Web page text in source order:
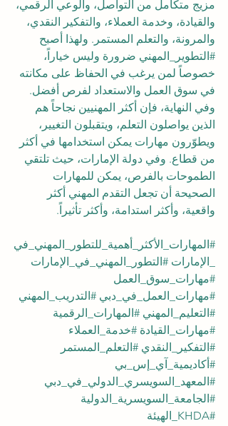
مزيج متكامل من التواصل، والوعي الرقمي،
والقيادة، وخدمة العملاء، والتفكير النقدي،
والمرونة، والتعلم المستمر. ولهذا أصبح
#التطوير_المهني ضرورة وليس خياراً،
خصوصاً لمن يرغب في الحفاظ على مكانته
في سوق العمل والاستعداد لفرص أفضل.
وفي النهاية، فإن أكثر المهنيين نجاحاً هم
الذين يواصلون التعلم، ويتقبلون التغيير،
ويطوّرون مهارات يمكن استخدامها في أكثر
من قطاع. وفي دولة الإمارات، حيث تلتقي
الطموحات بالفرص، يمكن للمهارات
الصحيحة أن تجعل التقدم المهني أكثر
واقعية، وأكثر استدامة، وأكثر تأثيراً.
#المهارات_الأكثر_أهمية_للتطور_المهني_في
_الإمارات #التطور_المهني_في_الإمارات
#مهارات_سوق_العمل
#مهارات_العمل_في_دبي #التدريب_المهني
#التعليم_المهني #المهارات_الرقمية
#مهارات_القيادة #خدمة_العملاء
#التفكير_النقدي #التعلم_المستمر
#أكاديمية_آي_إس_بي
#المعهد_السويسري_الدولي_في_دبي
#الجامعة_السويسرية_الدولية
#KHDA_الهيئة